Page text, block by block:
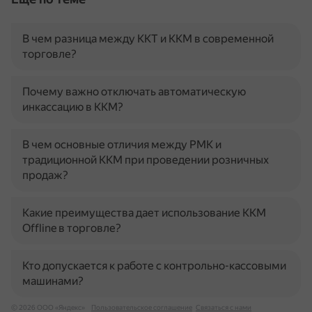
В чем разница между ККТ и ККМ в современной
торговле?
Почему важно отключать автоматическую
инкассацию в ККМ?
В чем основные отличия между РМК и
традиционной ККМ при проведении розничных
продаж?
Какие преимущества дает использование ККМ
Offline в торговле?
Кто допускается к работе с контрольно-кассовыми
машинами?
© 2026 ООО «Яндекс» Пользовательское соглашение Связаться с нами